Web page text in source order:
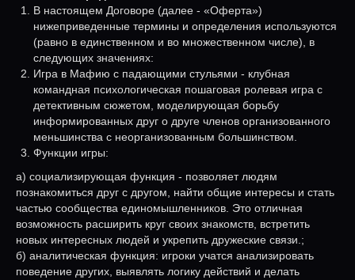
В настоящем Договоре (далее - «Оферта»)
нижеприведенные термины и определения используются
(равно в единственном и во множественном числе), в
следующих значениях:
Игра в Мафию с падающими стульями - клубная
командная психологическая пошаговая ролевая игра с
детективным сюжетом, моделирующая борьбу
информированных друг о друге членов организованного
меньшинства с неорганизованным большинством.
Функции игры:
а) социализирующая функция - позволяет людям
познакомиться друг с другом, найти общие интересы и стать
частью сообщества единомышленников. Это отличная
возможность расширить круг своих знакомств, встретить
новых интересных людей и укрепить дружеские связи.;
б) аналитическая функция: игроки учатся анализировать
поведение других, выявлять логику действий и делать